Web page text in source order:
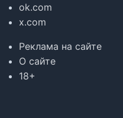
ok.com
x.com
Реклама на сайте
О сайте
18+